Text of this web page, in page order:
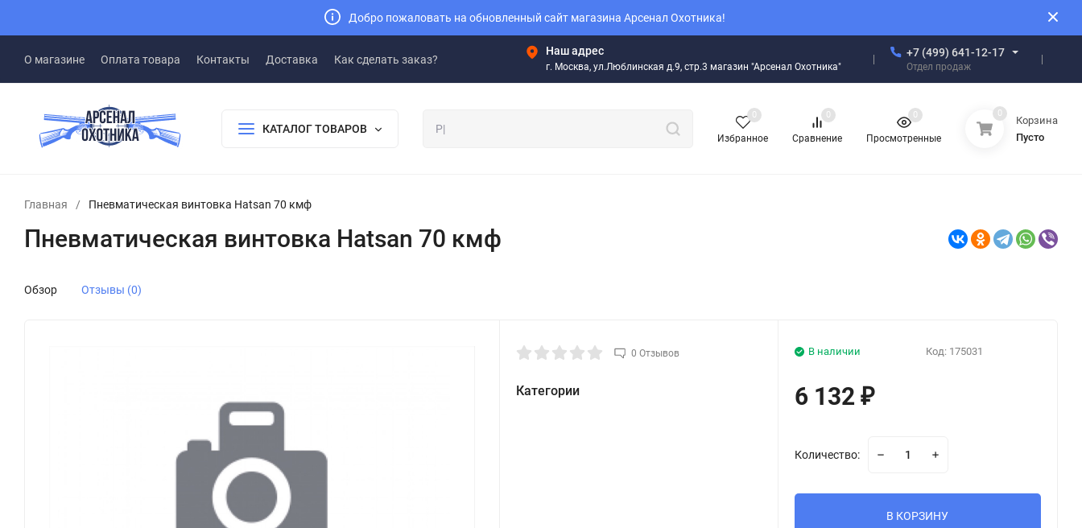
Добро пожаловать на обновленный сайт магазина Арсенал Охотника!
О магазине Оплата товара Контакты Доставка Как сделать заказ?
Наш адрес
г. Москва, ул.Люблинская д.9, стр.3 магазин "Арсенал Охотника"
+7 (499) 641-12-17
Отдел продаж
КАТАЛОГ ТОВАРОВ
Избранное
0
Сравнение
0
Просмотренные
0 0
Корзина
Пусто
Главная / Пневматическая винтовка Hatsan 70 кмф
Пневматическая винтовка Hatsan 70 кмф
Обзор Отзывы (0)
0 Отзывов
Категории
Код: 175031
В наличии
6 132 ₽
Количество:
В КОРЗИНУ